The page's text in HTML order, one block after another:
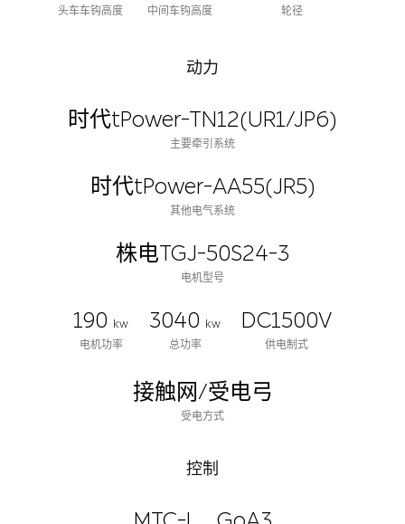
头车车钩高度
中间车钩高度
轮径
动力
时代tPower-TN12(UR1/JP6)
主要牵引系统
时代tPower-AA55(JR5)
其他电气系统
株电TGJ-50S24-3
电机型号
190
kw
电机功率
3040
kw
总功率
DC1500V
供电制式
接触网/受电弓
受电方式
控制